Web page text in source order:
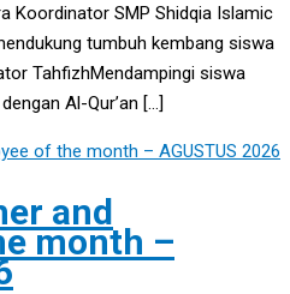
Koordinator SMP Shidqia Islamic
tumbuh kembang siswa
TahfizhMendampingi siswa
Al-Qur’an […]
and
month –